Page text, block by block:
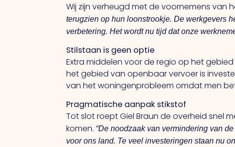
Wij zijn verheugd met de voornemens van
terugzien op hun loonstrookje. De werkgevers
verbetering. Het wordt nu tijd dat onze
Stilstaan is geen optie
Extra middelen voor de regio op het
het gebied van openbaar vervoer is
van het woningenprobleem omdat men
Pragmatische aanpak stikstof
Tot slot roept Giel Braun de overheid snel
komen. “De noodzaak van vermindering van
voor ons land. Te veel investeringen staan nu